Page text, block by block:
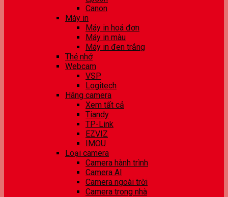
Canon
Máy in
Máy in hoá đơn
Máy in màu
Máy in đen trắng
Thẻ nhớ
Webcam
VSP
Logitech
Hãng camera
Xem tất cả
Tiandy
TP-Link
EZVIZ
IMOU
Loại camera
Camera hành trình
Camera AI
Camera ngoài trời
Camera trong nhà